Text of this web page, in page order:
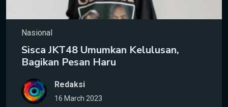
Nasional
Sisca JKT48 Umumkan Kelulusan,
Bagikan Pesan Haru
Redaksi
16 March 2023